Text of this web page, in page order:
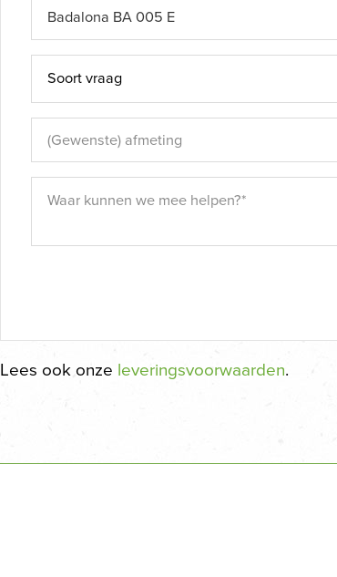
Lees ook onze leveringsvoorwaarden.